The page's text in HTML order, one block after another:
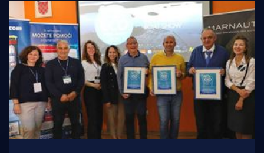
Otoci
Turizam i nautika
Pomorstvo
Ribolov
Ekologija
Tradicija i kultura